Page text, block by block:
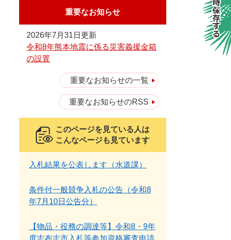
重要なお知らせ
2026年7月31日更新
令和8年熊本地震に係る災害義援金箱
の設置
重要なお知らせの一覧
重要なお知らせのRSS
このページを見ている人は
こんなページも見ています
入札結果を公表します（水道課）
条件付一般競争入札の公告（令和8
年7月10日公告分）
【物品・役務の調達等】令和8・9年
度志布志市入札等参加資格審査申請